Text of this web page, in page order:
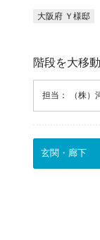
大阪府 Ｙ様邸
階段を大移
担当： （株）